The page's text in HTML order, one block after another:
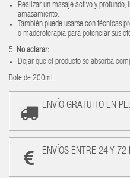
Realizar un masaje activo y
amasamiento.
También puede usarse con técnicas
o maderoterapia para potenciar sus
5. No aclarar:
Dejar que el producto se absorba
Bote de 200ml.
ENVÍO GRATUITO EN
ENVÍOS ENTRE 24 Y